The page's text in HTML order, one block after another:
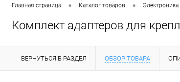
Главная страница • Каталог товаров • Электроника
Комплект адаптеров для
ВЕРНУТЬСЯ В РАЗДЕЛ ОБЗОР ТОВАРА